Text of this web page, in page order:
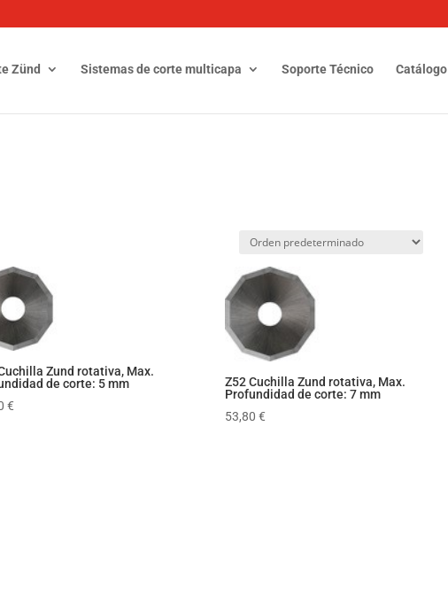
Zünd Sistemas de corte multicapa Soporte Técnico Catálogo
Zund rotativa, Max.
de corte: 5 mm
€
Z52 Cuchilla Zund rotativa, Max.
Profundidad de corte: 7 mm
53,80 €